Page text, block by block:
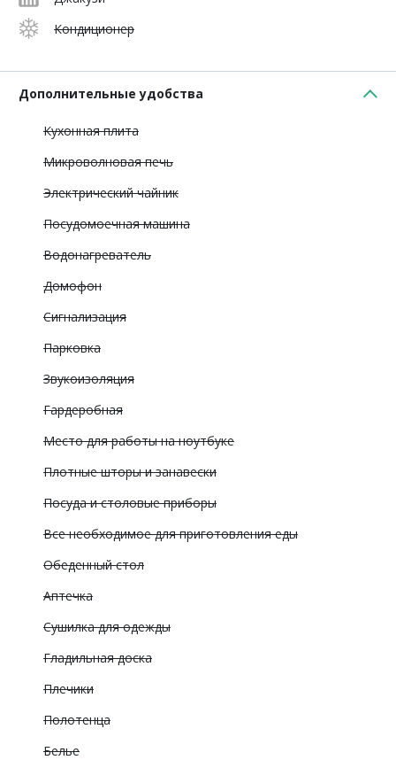
Кондиционер
Дополнительные удобства
Кухонная плита
Микроволновая печь
Электрический чайник
Посудомоечная машина
Водонагреватель
Домофон
Сигнализация
Парковка
Звукоизоляция
Гардеробная
Место для работы на ноутбуке
Плотные шторы и занавески
Посуда и столовые приборы
Все необходимое для приготовления еды
Обеденный стол
Аптечка
Сушилка для одежды
Гладильная доска
Плечики
Полотенца
Белье